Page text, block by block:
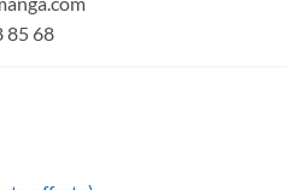
85 68